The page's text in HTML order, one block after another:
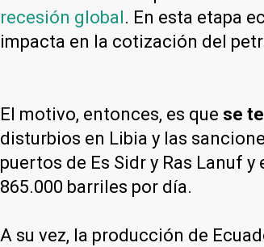
recesión global. En esta etapa
impacta en la cotización del
El motivo, entonces, es que se
disturbios en Libia y las
puertos de Es Sidr y Ras Lanuf
865.000 barriles por día.
A su vez, la producción de